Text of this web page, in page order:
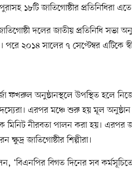
১৮টি জাতিগোষ্ঠীর প্রতিনিধিরা
দলের জাতীয় প্রতিনিধি সভা
২০১৪ সালের ৭ সেপ্টেম্বর এটিকে
ফখরুল অনুষ্ঠানস্থলে উপস্থিত হলে
এরপর মঞ্চে শুরু হয় মূল
মিনিট নীরবতা পালন করা হয়। এরপর
জাতিগোষ্ঠীর শিল্পীরা।
‘বিএনপির বিগত দিনের সব